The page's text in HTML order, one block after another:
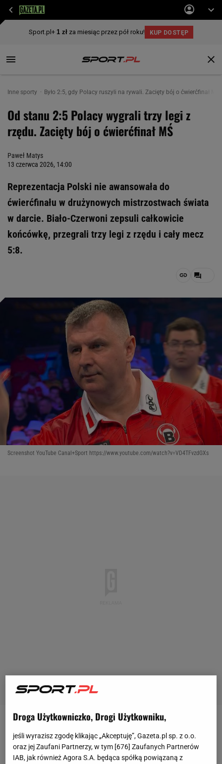
Inne sporty Było 2:5, gdy Polacy ruszyli na rywali. Zacięty bój o ćwierćfinał MŚ
Od stanu 2:5 Polacy wygrali trzy legi z
rzędu. Zacięty bój o ćwierćfinał MŚ
Paweł Matys
13 czerwca 2026, 14:00
Reprezentacja Polski nie awansowała do
ćwierćfinału w drużynowych mistrzostwach świata
w darcie. Biało-Czerwoni zepsuli całkowicie
końcówkę, przegrali trzy legi z rzędu i cały mecz
5:8.
Screenshot YouTube Canal+Sport https://www.youtube.com/watch?v=VD4TFvzdGXs
reprezentacji Polskiw drużynowych mistrzostwach
świata w darcie (World Cup of Darts) rozgrywanych
Droga Użytkowniczko, Drogi Użytkowniku,
jeśli wyrazisz zgodę klikając „Akceptuję”, Gazeta.pl sp. z o.o.
oraz jej Zaufani Partnerzy, w tym [676] Zaufanych Partnerów
IAB, jak również Agora S.A. będąca spółką powiązaną z